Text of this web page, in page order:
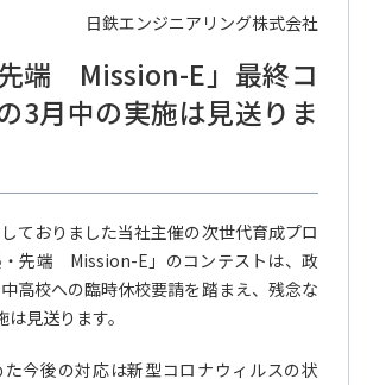
日鉄エンジニアリング株式会社
先端 Mission-E」最終コ
3月中の実施は見送りま
ておりました当社主催の次世代育成プロ
・先端 Mission-E」のコンテストは、政
高校への臨時休校要請を踏まえ、残念な
見送ります。
今後の対応は新型コロナウィルスの状